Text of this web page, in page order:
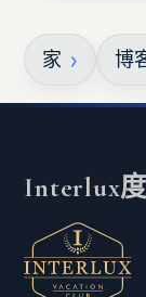
家 博
Interlux